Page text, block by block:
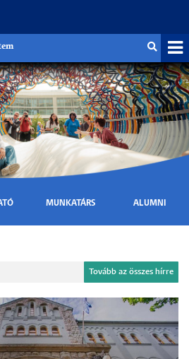
MUNKATÁRS ALUMNI
Tovább az összes hírre